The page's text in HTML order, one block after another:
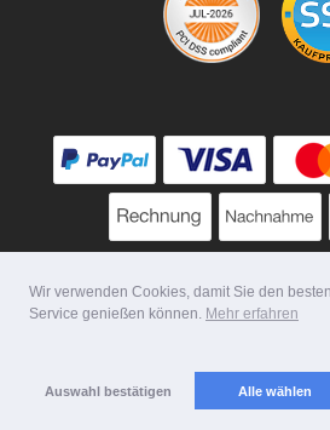
Wir verwenden Cookies, damit Sie den besten
Service genießen können. Mehr erfahren
Auswahl bestätigen Alle wählen
* Alle Preise zzgl. MwSt.
Copyright 2026 by Tattoo-
Mobile Shop by